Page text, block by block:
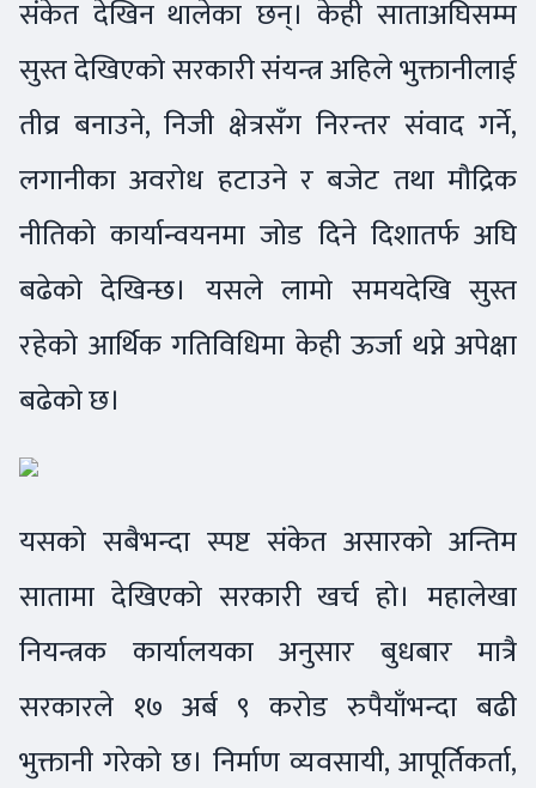
संकेत देखिन थालेका छन्। केही साताअघिसम्म
सुस्त देखिएको सरकारी संयन्त्र अहिले भुक्तानीलाई
तीव्र बनाउने, निजी क्षेत्रसँग निरन्तर संवाद गर्ने,
लगानीका अवरोध हटाउने र बजेट तथा मौद्रिक
नीतिको कार्यान्वयनमा जोड दिने दिशातर्फ अघि
बढेको देखिन्छ। यसले लामो समयदेखि सुस्त
रहेको आर्थिक गतिविधिमा केही ऊर्जा थप्ने अपेक्षा
बढेको छ।
यसको सबैभन्दा स्पष्ट संकेत असारको अन्तिम
सातामा देखिएको सरकारी खर्च हो। महालेखा
नियन्त्रक कार्यालयका अनुसार बुधबार मात्रै
सरकारले १७ अर्ब ९ करोड रुपैयाँभन्दा बढी
भुक्तानी गरेको छ। निर्माण व्यवसायी, आपूर्तिकर्ता,